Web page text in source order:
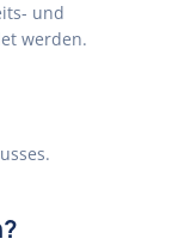
und
werden.